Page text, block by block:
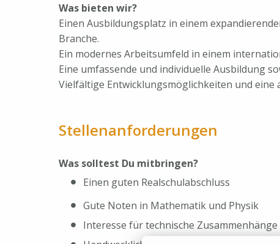
Was bieten wir?
Einen Ausbildungsplatz in einem
Branche.
Ein modernes Arbeitsumfeld in einem
Eine umfassende und individuelle Ausbildung
Vielfältige Entwicklungsmöglichkeiten und eine
Stellenanforderungen
Was solltest Du mitbringen?
Einen guten Realschulabschluss
Gute Noten in Mathematik und Physik
Interesse für technische Zusammenhänge